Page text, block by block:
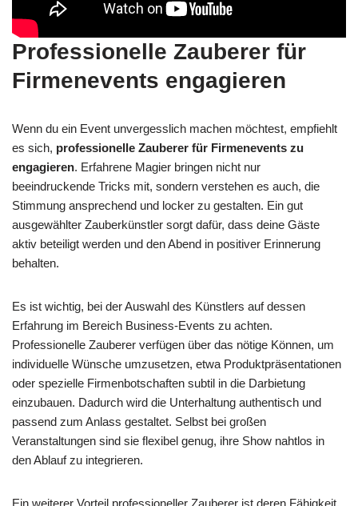
Professionelle Zauberer für
Firmenevents engagieren
Wenn du ein Event unvergesslich machen möchtest, empfiehlt
es sich, professionelle Zauberer für Firmenevents zu
engagieren. Erfahrene Magier bringen nicht nur
beeindruckende Tricks mit, sondern verstehen es auch, die
Stimmung ansprechend und locker zu gestalten. Ein gut
ausgewählter Zauberkünstler sorgt dafür, dass deine Gäste
aktiv beteiligt werden und den Abend in positiver Erinnerung
behalten.
Es ist wichtig, bei der Auswahl des Künstlers auf dessen
Erfahrung im Bereich Business-Events zu achten.
Professionelle Zauberer verfügen über das nötige Können, um
individuelle Wünsche umzusetzen, etwa Produktpräsentationen
oder spezielle Firmenbotschaften subtil in die Darbietung
einzubauen. Dadurch wird die Unterhaltung authentisch und
passend zum Anlass gestaltet. Selbst bei großen
Veranstaltungen sind sie flexibel genug, ihre Show nahtlos in
den Ablauf zu integrieren.